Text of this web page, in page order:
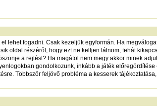
lehet fogadni. Csak kezeljük egyformán. Ha
oldal részéről, hogy ezt ne kelljen látnom, tehát
a rejtést? Ha magátol nem megy akkor minek
gondolkozunk, inkább a játék
Többször feljövő probléma a kesserek